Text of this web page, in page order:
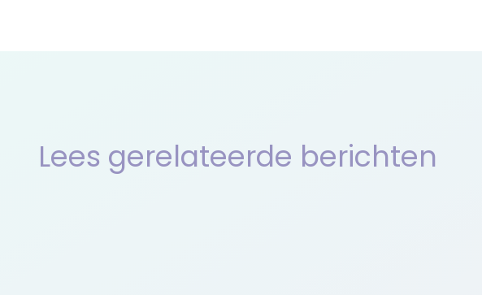
Lees gerelateerde berichten